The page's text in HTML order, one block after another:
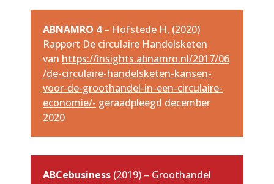
ABNAMRO 4– Hofstede H, (2020)
Rapport De circulaire Handelsketen
van https://insights.abnamro.nl/2017/06
/de-circulaire-handelsketen-kansen-
voor-de-groothandel-in-een-circulaire-
economie/- geraadpleegd december
2020
ABCebusiness (2019) – Groothandel